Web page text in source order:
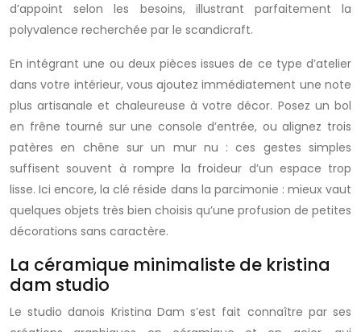
d’appoint selon les besoins, illustrant parfaitement la
polyvalence recherchée par le scandicraft.
En intégrant une ou deux pièces issues de ce type d’atelier
dans votre intérieur, vous ajoutez immédiatement une note
plus artisanale et chaleureuse à votre décor. Posez un bol
en frêne tourné sur une console d’entrée, ou alignez trois
patères en chêne sur un mur nu : ces gestes simples
suffisent souvent à rompre la froideur d’un espace trop
lisse. Ici encore, la clé réside dans la parcimonie : mieux vaut
quelques objets très bien choisis qu’une profusion de petites
décorations sans caractère.
La céramique minimaliste de kristina
dam studio
Le studio danois Kristina Dam s’est fait connaître par ses